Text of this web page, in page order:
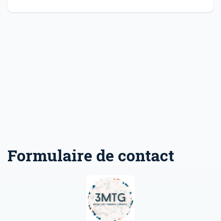
Formulaire de contact